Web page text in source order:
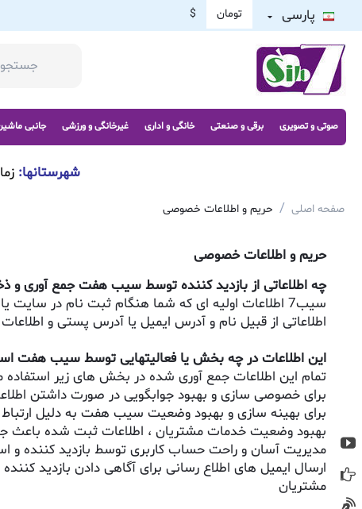
پارسی تومان $
صوتی و تصویری برقی و صنعتی خانگی و اداری غیرخانگی و ورزشی جانبی
شهرستانها:
صفحه اصلی / حریم و اطلاعات خصوصی
حریم و اطلاعات خصوصی
چه اطلاعاتی از بازدید کننده توسط سیب هفت جمع آوری و
سیب7 اطلاعات اولیه ای که شما هنگام ثبت نام در سایت یا ثبت سفارش یا اشتراک خبرنامه سیب هفت ثبت کرده اید را ذخیره و نگهداری می کند
اطلاعاتی از قبیل نام و آدرس ایمیل یا آدرس پستی و
این اطلاعات در چه بخش یا فعالیتهایی توسط سیب هفت
تمام این اطلاعات جمع آوری شده در بخش های زیر استفاده
برای خصوصی سازی و بهبود جوابگویی در صورت داشتن
برای بهینه سازی و بهبود وضعیت سیب هفت به دلیل
بهبود وضعیت خدمات مشتریان ، اطلاعات ثبت شده باعث
مدیریت آسان و راحت حساب کاربری توسط بازدید کننده و
ارسال ایمیل های اطلاع رسانی برای آگاهی دادن بازدید
مشتریان